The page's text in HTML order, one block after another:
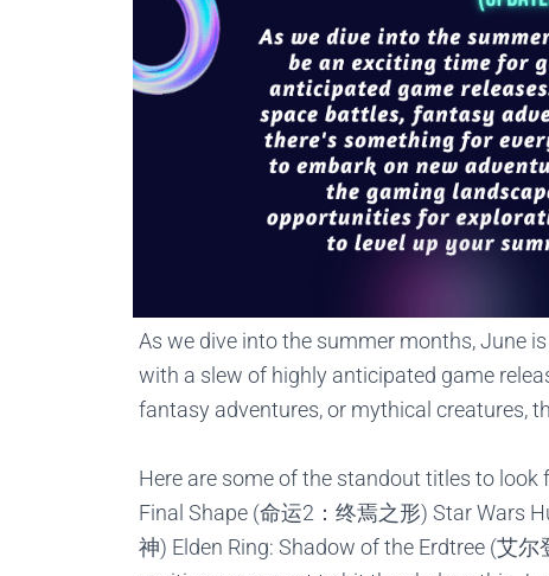
As we dive into the summer months, June
with a slew of highly anticipated game
fantasy adventures, or mythical creatures,
Here are some of the standout titles to
Final Shape (命运2：终焉之形) Star Wars
神) Elden Ring: Shadow of the Erdtree (艾